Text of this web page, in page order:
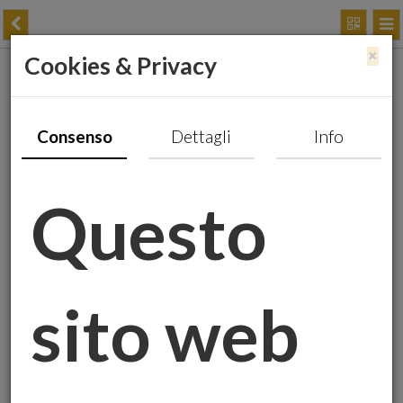
Perché l’Oro è Così
Prezioso?
×
Cookies & Privacy
Consenso Dettagli Info
Questo
sito web